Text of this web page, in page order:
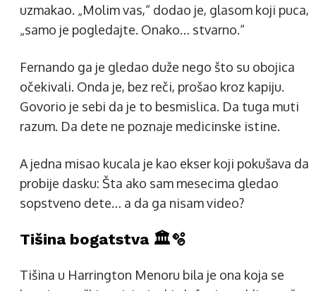
uzmakao. „Molim vas,“ dodao je, glasom koji puca,
„samo je pogledajte. Onako… stvarno.“
Fernando ga je gledao duže nego što su obojica
očekivali. Onda je, bez reči, prošao kroz kapiju.
Govorio je sebi da je to besmislica. Da tuga muti
razum. Da dete ne poznaje medicinske istine.
A jedna misao kucala je kao ekser koji pokušava da
probije dasku: Šta ako sam mesecima gledao
sopstveno dete… a da ga nisam video?
Tišina bogatstva 🏛️🫧
Tišina u Harrington Menoru bila je ona koja se